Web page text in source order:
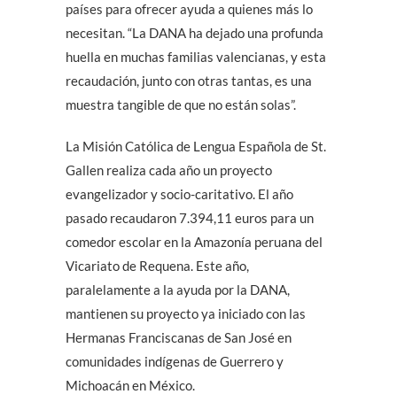
países para ofrecer ayuda a quienes más lo
necesitan. “La DANA ha dejado una profunda
huella en muchas familias valencianas, y esta
recaudación, junto con otras tantas, es una
muestra tangible de que no están solas”.
La Misión Católica de Lengua Española de St.
Gallen realiza cada año un proyecto
evangelizador y socio-caritativo. El año
pasado recaudaron 7.394,11 euros para un
comedor escolar en la Amazonía peruana del
Vicariato de Requena. Este año,
paralelamente a la ayuda por la DANA,
mantienen su proyecto ya iniciado con las
Hermanas Franciscanas de San José en
comunidades indígenas de Guerrero y
Michoacán en México.